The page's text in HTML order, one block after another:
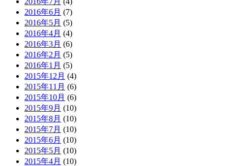
2016年6月 (7)
2016年5月 (5)
2016年4月 (4)
2016年3月 (6)
2016年2月 (5)
2016年1月 (5)
2015年12月 (4)
2015年11月 (6)
2015年10月 (6)
2015年9月 (10)
2015年8月 (10)
2015年7月 (10)
2015年6月 (10)
2015年5月 (10)
2015年4月 (10)